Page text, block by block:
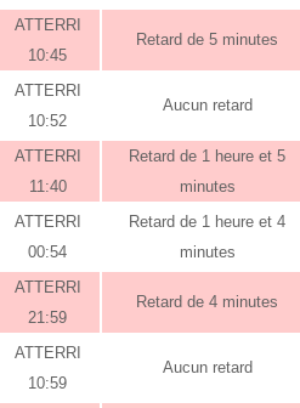
ATTERRI
10:45
Retard de 5 minutes
ATTERRI
10:52
Aucun retard
ATTERRI
11:40
Retard de 1 heure et 5
minutes
ATTERRI
00:54
Retard de 1 heure et 4
minutes
ATTERRI
21:59
Retard de 4 minutes
ATTERRI
10:59
Aucun retard